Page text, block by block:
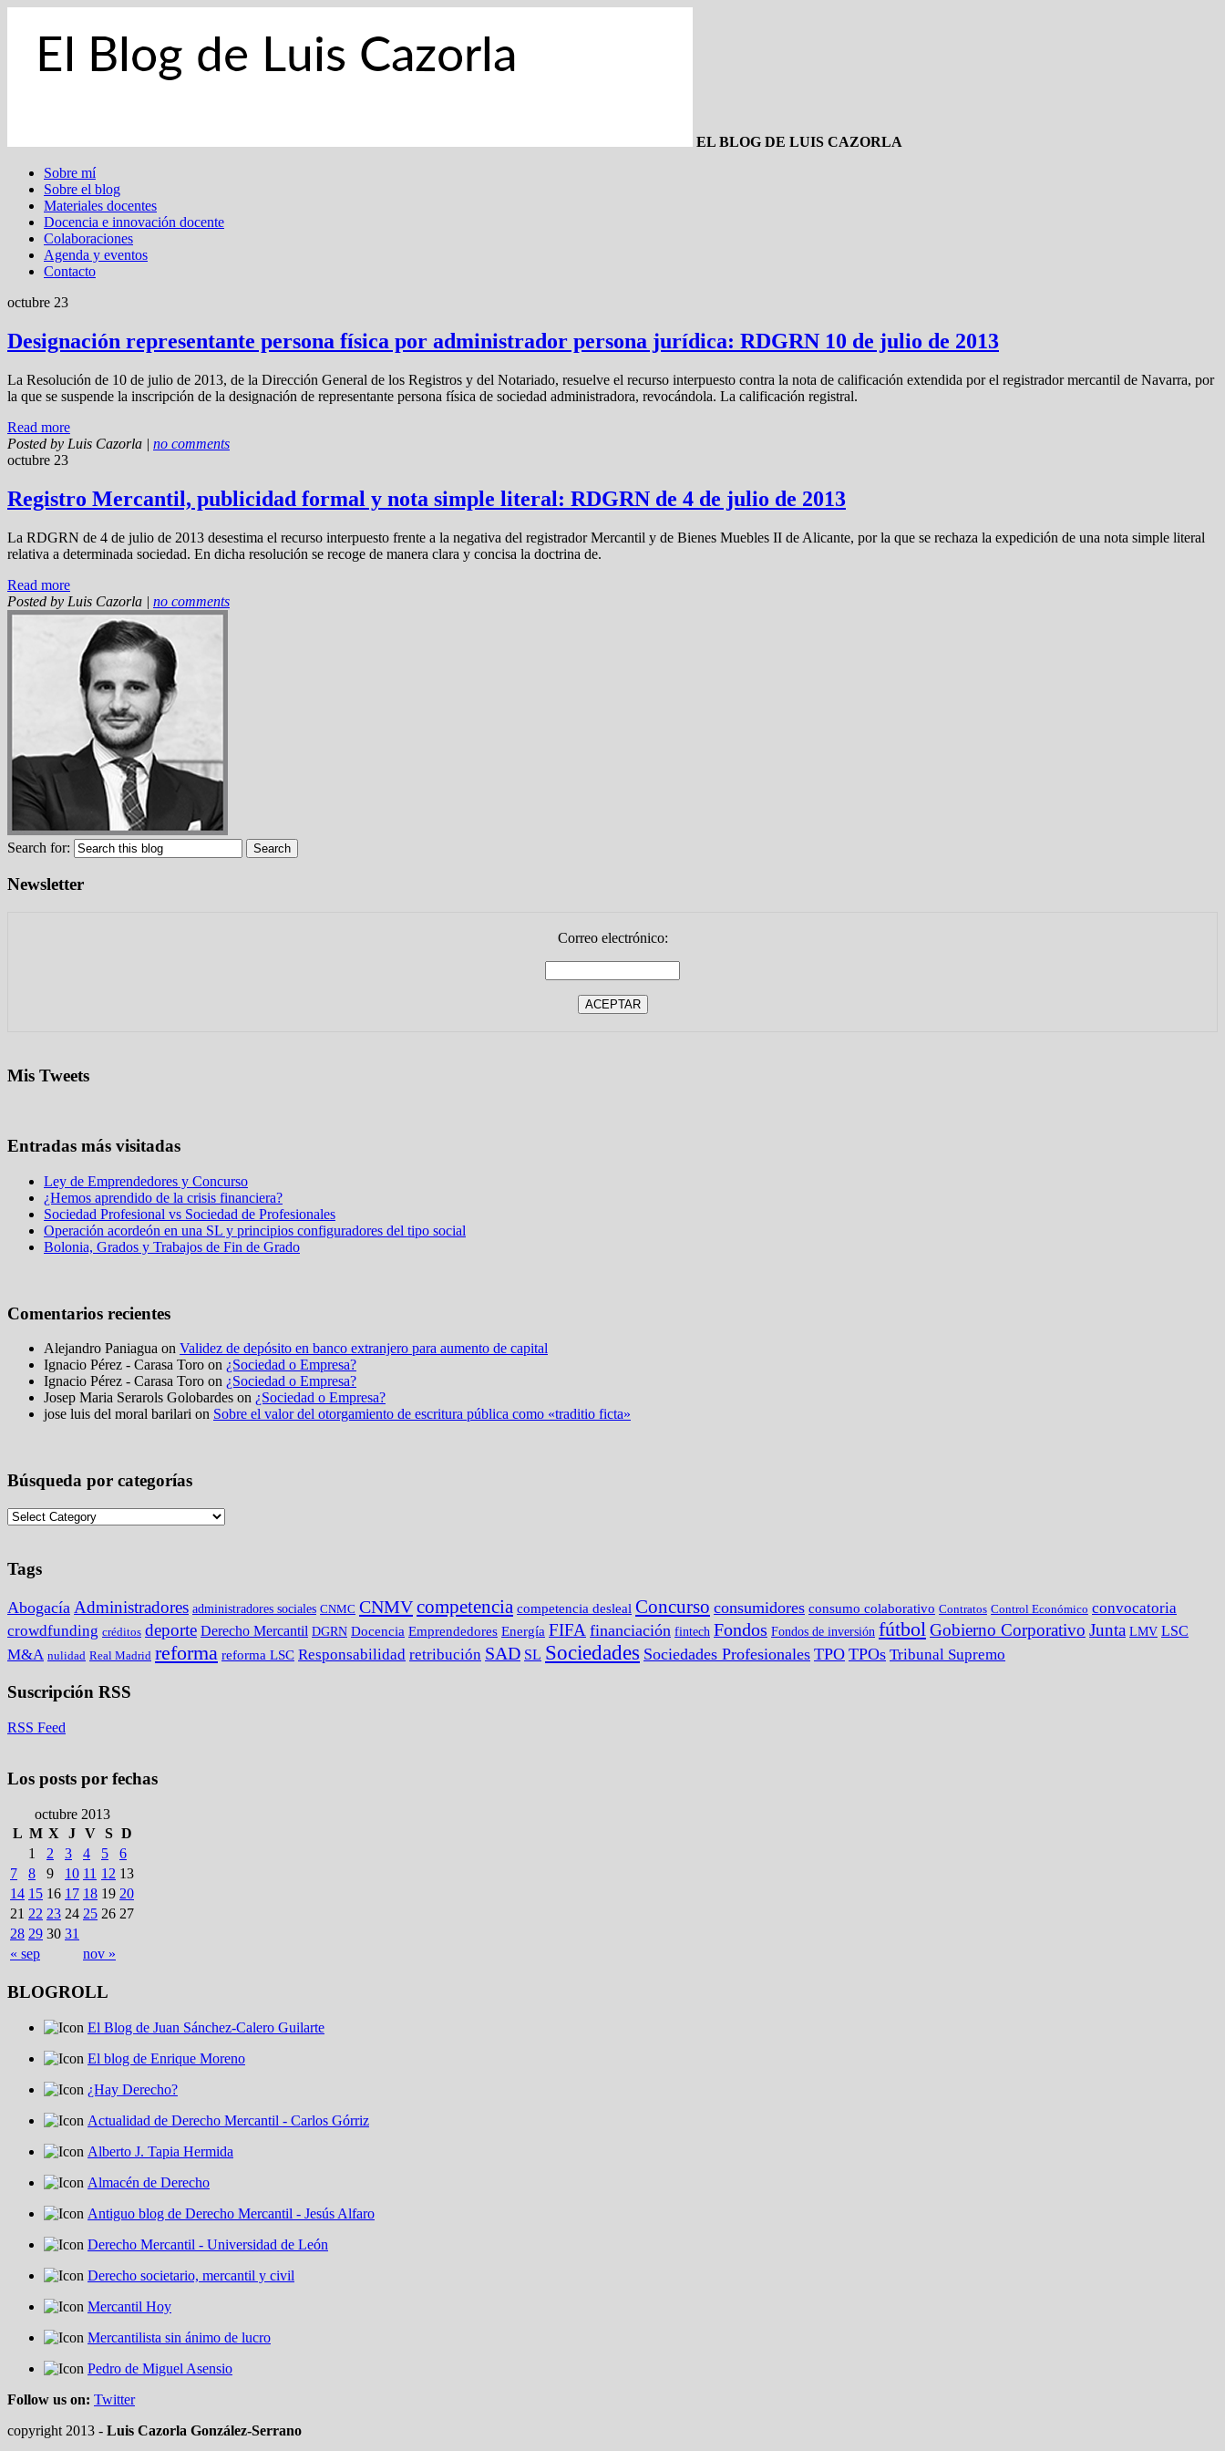
EL BLOG DE LUIS CAZORLA
Sobre mí
Sobre el blog
Materiales docentes
Docencia e innovación docente
Colaboraciones
Agenda y eventos
Contacto
octubre 23
Designación representante persona física por administrador persona jurídica: RDGRN 10 de julio de 2013
La Resolución de 10 de julio de 2013, de la Dirección General de los Registros y del Notariado, resuelve el recurso interpuesto contra la nota de calificación extendida por el registrador mercantil de Navarra, por
la que se suspende la inscripción de la designación de representante persona física de sociedad administradora, revocándola. La calificación registral.
Read more
Posted by Luis Cazorla | no comments
octubre 23
Registro Mercantil, publicidad formal y nota simple literal: RDGRN de 4 de julio de 2013
La RDGRN de 4 de julio de 2013 desestima el recurso interpuesto frente a la negativa del registrador Mercantil y de Bienes Muebles II de Alicante, por la que se rechaza la expedición de una nota simple literal
relativa a determinada sociedad. En dicha resolución se recoge de manera clara y concisa la doctrina de.
Read more
Posted by Luis Cazorla | no comments
Search for:
Newsletter
Correo electrónico:
Mis Tweets
Entradas más visitadas
Ley de Emprendedores y Concurso
¿Hemos aprendido de la crisis financiera?
Sociedad Profesional vs Sociedad de Profesionales
Operación acordeón en una SL y principios configuradores del tipo social
Bolonia, Grados y Trabajos de Fin de Grado
Comentarios recientes
Alejandro Paniagua on Validez de depósito en banco extranjero para aumento de capital
Ignacio Pérez - Carasa Toro on ¿Sociedad o Empresa?
Ignacio Pérez - Carasa Toro on ¿Sociedad o Empresa?
Josep Maria Serarols Golobardes on ¿Sociedad o Empresa?
jose luis del moral barilari on Sobre el valor del otorgamiento de escritura pública como «traditio ficta»
Búsqueda por categorías
Tags
Abogacía Administradores administradores sociales CNMC CNMVcompetencia competencia desleal Concurso consumidores consumo colaborativo Contratos Control Económico convocatoria
crowdfunding créditos deporte Derecho Mercantil DGRN Docencia Emprendedores Energía FIFA financiación fintech Fondos Fondos de inversión fútbolGobierno Corporativo Junta LMV LSC
M&A nulidad Real Madrid reforma reforma LSC Responsabilidad retribución SAD SL Sociedades Sociedades Profesionales TPO TPOs Tribunal Supremo
Suscripción RSS
RSS Feed
Los posts por fechas
octubre 2013
L M X J V S D
« sep nov »
1 2 3 4 5
6
7
8 9 10 11 12 13
14 15 16 17 18 19 20
21 22 23 24 25 26 27
28 29 30 31
BLOGROLL
El Blog de Juan Sánchez-Calero Guilarte
El blog de Enrique Moreno
¿Hay Derecho?
Actualidad de Derecho Mercantil - Carlos Górriz
Alberto J. Tapia Hermida
Almacén de Derecho
Antiguo blog de Derecho Mercantil - Jesús Alfaro
Derecho Mercantil - Universidad de León
Derecho societario, mercantil y civil
Mercantil Hoy
Mercantilista sin ánimo de lucro
Pedro de Miguel Asensio
Follow us on: Twitter
copyright 2013 - Luis Cazorla González-Serrano